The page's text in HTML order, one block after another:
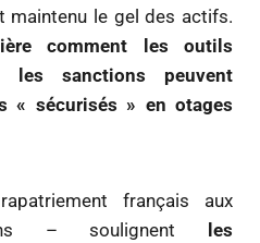
maintenu le gel des actifs.
comment les outils
les sanctions peuvent
« sécurisés » en otages
français aux
– soulignent
les